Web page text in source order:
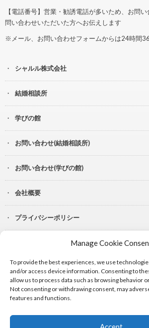
Manage Cookie
To provide the best experiences, we use
and/or access device information. Consenting to
allow us to process data such as browsing behavior
Not consenting or withdrawing consent, may
features and functions.
【電話番号】営業・勧誘電話が多いため、お問
問い合わせいただいた方へお伝えします
※メール、お問い合わせフォームからは24時間
シャルル株式会社
結婚相談所
学びの館
お問い合わせ(結婚相談所)
お問い合わせ(学びの館)
会社概要
プライバシーポリシー
Lit.Link